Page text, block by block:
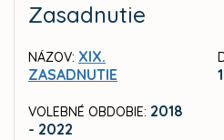
Zasadnutie
NÁZOV: XIX.
ZASADNUTIE
VOLEBNÉ OBDOBIE: 2018
- 2022